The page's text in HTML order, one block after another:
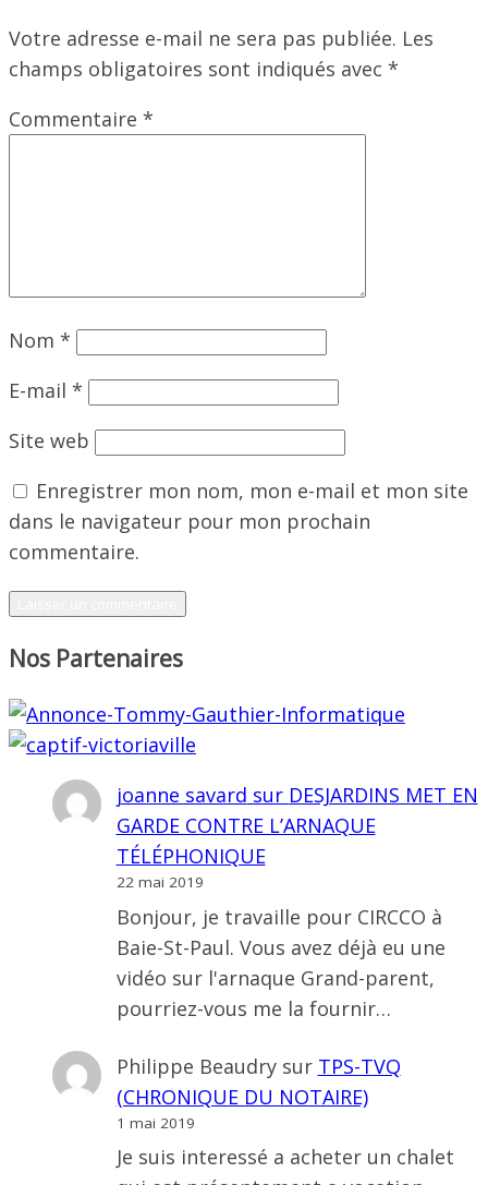
Votre adresse e-mail ne sera pas publiée. Les
champs obligatoires sont indiqués avec *
Commentaire *
Nom *
E-mail *
Site web
Enregistrer mon nom, mon e-mail et mon site
dans le navigateur pour mon prochain
commentaire.
Nos Partenaires
joanne savard sur DESJARDINS MET EN
GARDE CONTRE L’ARNAQUE
TÉLÉPHONIQUE
22 mai 2019
Bonjour, je travaille pour CIRCCO à
Baie-St-Paul. Vous avez déjà eu une
vidéo sur l'arnaque Grand-parent,
pourriez-vous me la fournir…
Philippe Beaudrysur TPS-TVQ
(CHRONIQUE DU NOTAIRE)
1 mai 2019
Je suis interessé a acheter un chalet